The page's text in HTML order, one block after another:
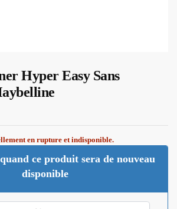
Hyper Easy Sans
en rupture et indisponible.
ce produit sera de nouveau
disponible